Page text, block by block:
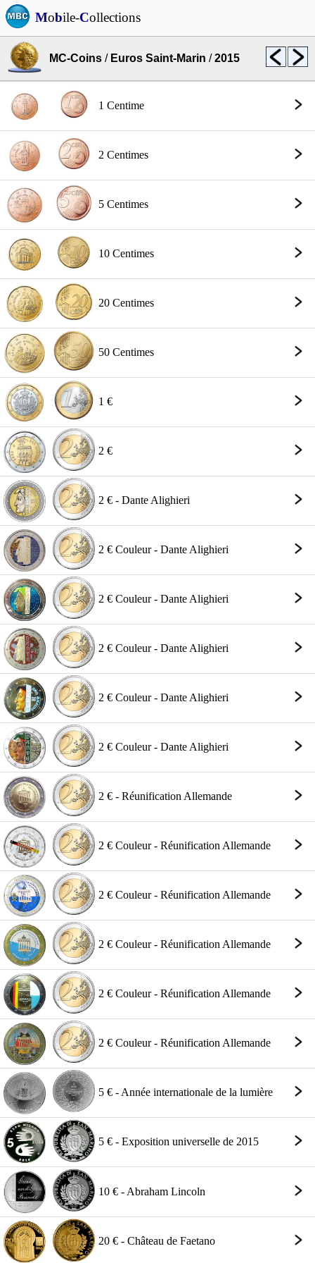
Mobile-Collections
MC-Coins / Euros Saint-Marin /2015
1 Centime
2 Centimes
5 Centimes
10 Centimes
20 Centimes
50 Centimes
1 €
2 €
2 € - Dante Alighieri
2 € Couleur - Dante Alighieri
2 € Couleur - Dante Alighieri
2 € Couleur - Dante Alighieri
2 € Couleur - Dante Alighieri
2 € Couleur - Dante Alighieri
2 € - Réunification Allemande
2 € Couleur - Réunification Allemande
2 € Couleur - Réunification Allemande
2 € Couleur - Réunification Allemande
2 € Couleur - Réunification Allemande
2 € Couleur - Réunification Allemande
5 € - Année internationale de la lumière
5 € - Exposition universelle de 2015
10 € - Abraham Lincoln
20 € - Château de Faetano